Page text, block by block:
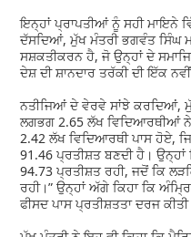
ਇਨ੍ਹਾਂ ਪ੍ਰਾਪਤੀਆਂ ਨੂੰ ਸਹੀ ਮਾਇਨੇ
ਦੱਸਦਿਆਂ, ਮੁੱਖ ਮੰਤਰੀ ਭਗਵੰਤ ਸਿੰਘ
ਸਸ਼ਕਤੀਕਰਨ ਹੈ, ਜੋ ਉਨ੍ਹਾਂ ਦੇ
ਦੇਸ਼ ਦੀ ਸ਼ਾਨਦਾਰ ਤਰੱਕੀ ਦੀ ਇੱਕ
ਨਤੀਜਿਆਂ ਦੇ ਵੇਰਵੇ ਸਾਂਝੇ ਕਰਦਿਆਂ,
ਲਗਭਗ 2.65 ਲੱਖ ਵਿਦਿਆਰਥੀਆਂ ਨੇ
2.42 ਲੱਖ ਵਿਦਿਆਰਥੀ ਪਾਸ ਹੋਏ,
91.46 ਪ੍ਰਤੀਸ਼ਤ ਬਣਦੀ ਹੈ। ਉਨ੍ਹਾਂ
94.73 ਪ੍ਰਤੀਸ਼ਤ ਰਹੀ, ਜਦੋਂ ਕਿ
ਰਹੀ।” ਉਨ੍ਹਾਂ ਅੱਗੇ ਕਿਹਾ ਕਿ
ਫੀਸਦ ਪਾਸ ਪ੍ਰਤੀਸ਼ਤਤਾ ਦਰਜ